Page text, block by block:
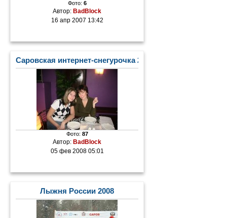
Фото: 6
Автор:BadBlock
16 апр 2007 13:42
Саровская интернет-снегурочка 2008
Фото: 87
Автор:BadBlock
05 фев 2008 05:01
Лыжня России 2008